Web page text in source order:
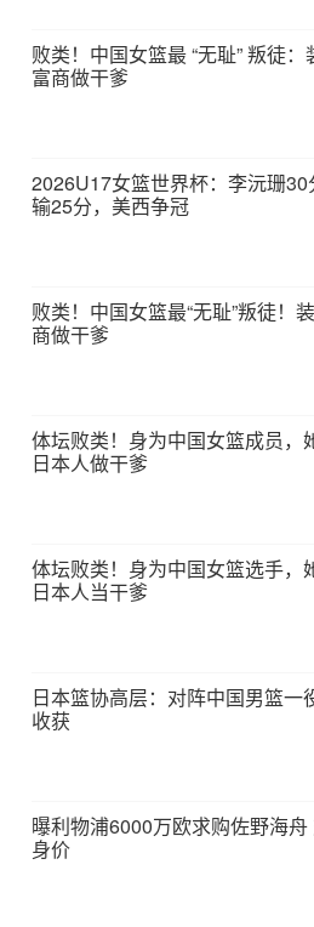
败类！中国女篮最 “无耻” 叛徒
富商做干爹
2026U17女篮世界杯：李沅珊
输25分，美西争冠
败类！中国女篮最“无耻”叛徒！
商做干爹
体坛败类！身为中国女篮成员，
日本人做干爹
体坛败类！身为中国女篮选手，
日本人当干爹
日本篮协高层：对阵中国男篮一
收获
曝利物浦6000万欧求购佐野海
身价